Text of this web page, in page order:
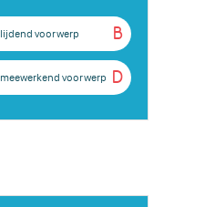
B
lijdend voorwerp
D
meewerkend voorwerp